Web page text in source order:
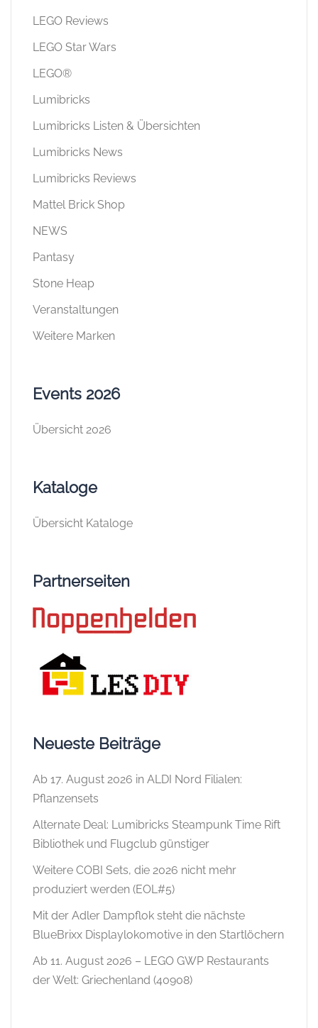
LEGO Reviews
LEGO Star Wars
LEGO®
Lumibricks
Lumibricks Listen & Übersichten
Lumibricks News
Lumibricks Reviews
Mattel Brick Shop
NEWS
Pantasy
Stone Heap
Veranstaltungen
Weitere Marken
Events 2026
Übersicht 2026
Kataloge
Übersicht Kataloge
Partnerseiten
Neueste Beiträge
Ab 17. August 2026 in ALDI Nord Filialen:
Pflanzensets
Alternate Deal: Lumibricks Steampunk Time Rift
Bibliothek und Flugclub günstiger
Weitere COBI Sets, die 2026 nicht mehr
produziert werden (EOL#5)
Mit der Adler Dampflok steht die nächste
BlueBrixx Displaylokomotive in den Startlöchern
Ab 11. August 2026 – LEGO GWP Restaurants
der Welt: Griechenland (40908)